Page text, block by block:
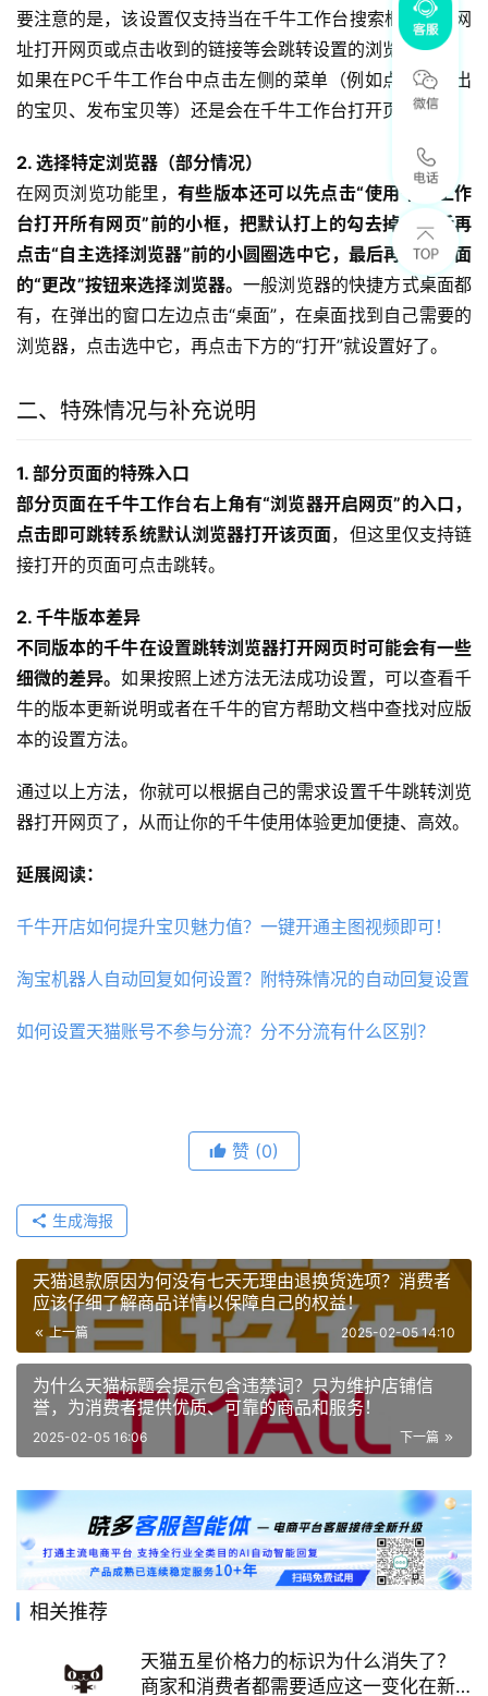
要注意的是，该设置仅支持当在千牛工作台搜索框中搜索网
址打开网页或点击收到的链接等会跳转设置的浏览器打开。
如果在PC千牛工作台中点击左侧的菜单（例如点击已卖出
的宝贝、发布宝贝等）还是会在千牛工作台打开页面的。
2. 选择特定浏览器（部分情况）
在网页浏览功能里， 有些版本还可以先点击“使用千牛工作
台打开所有网页”前的小框，把默认打上的勾去掉。然后再
点击“自主选择浏览器”前的小圆圈选中它，最后再点击下面
的“更改”按钮来选择浏览器。一般浏览器的快捷方式桌面都
有，在弹出的窗口左边点击“桌面”，在桌面找到自己需要的
浏览器，点击选中它，再点击下方的“打开”就设置好了。
二、特殊情况与补充说明
1. 部分页面的特殊入口
部分页面在千牛工作台右上角有“浏览器开启网页”的入口，
点击即可跳转系统默认浏览器打开该页面，但这里仅支持链
接打开的页面可点击跳转。
2. 千牛版本差异
不同版本的千牛在设置跳转浏览器打开网页时可能会有一些
细微的差异。如果按照上述方法无法成功设置，可以查看千
牛的版本更新说明或者在千牛的官方帮助文档中查找对应版
本的设置方法。
通过以上方法，你就可以根据自己的需求设置千牛跳转浏览
器打开网页了，从而让你的千牛使用体验更加便捷、高效。
延展阅读：
千牛开店如何提升宝贝魅力值？一键开通主图视频即可！
淘宝机器人自动回复如何设置？附特殊情况的自动回复设置
如何设置天猫账号不参与分流？分不分流有什么区别？
赞 (0)
生成海报
天猫退款原因为何没有七天无理由退换货选项？消费者
应该仔细了解商品详情以保障自己的权益！
上一篇 2025-02-05 14:10
为什么天猫标题会提示包含违禁词？只为维护店铺信
誉，为消费者提供优质、可靠的商品和服务！
下一篇
2025-02-05 16:06
相关推荐
天猫五星价格力的标识为什么消失了？
商家和消费者都需要适应这一变化在新